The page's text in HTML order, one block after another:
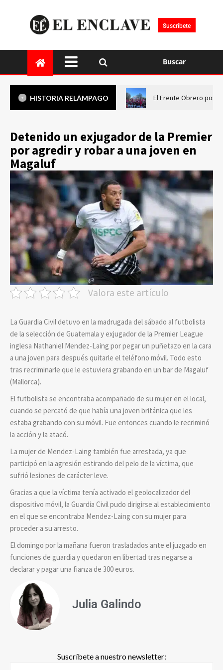
Suscríbete
Buscar
HISTORIA RELÁMPAGO El Frente Obrero pone
Detenido un exjugador de la Premier
por agredir y robar a una joven en
Magaluf
Valora este artículo
La Guardia Civil detuvo en la madrugada del sábado al futbolista
de la selección de Guatemala y exjugador de la Premier League
inglesa Nathaniel Mendez-Laing por pegar un puñetazo en la cara
a una joven para después quitarle el teléfono móvil. Todo esto
tras recriminarle que le estuviera grabando en un bar de Magaluf
(Mallorca).
El futbolista se encontraba acompañado de su mujer en el local,
cuando se percató de que había una joven británica que les
estaba grabando con su móvil. Fue entonces cuando le recriminó
la acción y la atacó.
La mujer de Mendez-Laing también fue arrestada, ya que
participó en la agresión estirando del pelo de la víctima, que
sufrió lesiones de carácter leve.
Gracias a que la víctima tenía activado el geolocalizador del
dispositivo móvil, la Guardia Civil pudo dirigirse al establecimiento
en el que se encontraba Mendez-Laing con su mujer para
proceder a su arresto.
El domingo por la mañana fueron trasladados ante el juzgado en
funciones de guardia y quedaron en libertad tras negarse a
declarar y pagar una fianza de 300 euros.
Julia Galindo
Suscríbete a nuestro newsletter: